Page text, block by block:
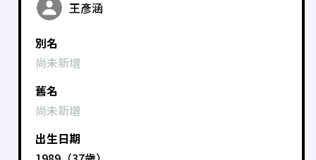
王彥涵
別名
尚未新增
舊名
尚未新增
出生日期